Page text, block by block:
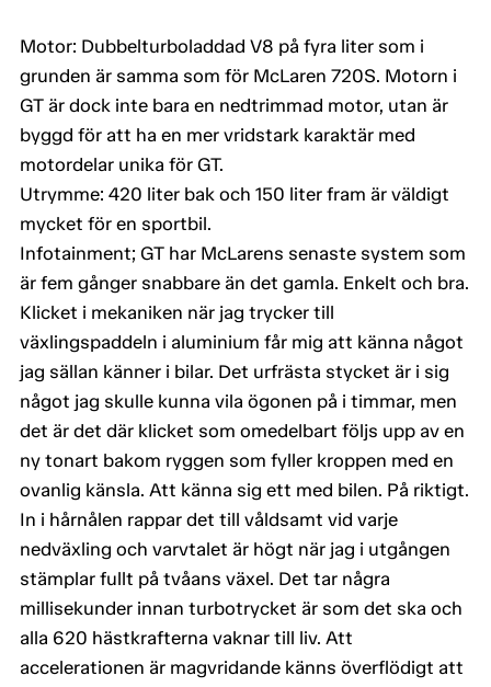
Motor: Dubbelturboladdad V8 på fyra liter som i
grunden är samma som för McLaren 720S. Motorn i
GT är dock inte bara en nedtrimmad motor, utan är
byggd för att ha en mer vridstark karaktär med
motordelar unika för GT.
Utrymme: 420 liter bak och 150 liter fram är väldigt
mycket för en sportbil.
Infotainment; GT har McLarens senaste system som
är fem gånger snabbare än det gamla. Enkelt och bra.
Klicket i mekaniken när jag trycker till
växlingspaddeln i aluminium får mig att känna något
jag sällan känner i bilar. Det urfrästa stycket är i sig
något jag skulle kunna vila ögonen på i timmar, men
det är det där klicket som omedelbart följs upp av en
ny tonart bakom ryggen som fyller kroppen med en
ovanlig känsla. Att känna sig ett med bilen. På riktigt.
In i hårnålen rappar det till våldsamt vid varje
nedväxling och varvtalet är högt när jag i utgången
stämplar fullt på tvåans växel. Det tar några
millisekunder innan turbotrycket är som det ska och
alla 620 hästkrafterna vaknar till liv. Att
accelerationen är magvridande känns överflödigt att